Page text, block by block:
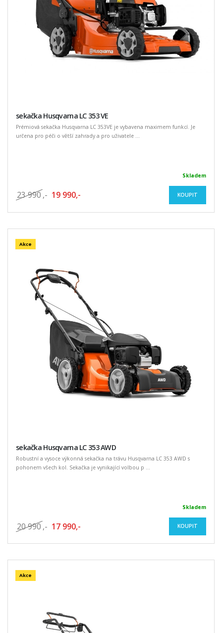
sekačka Husqvarna LC 353 VE
Prémiová sekačka Husqvarna LC 353VE je vybavena maximem funkcí. Je
určena pro péči o větší zahrady a pro uživatele ...
Skladem
23 990 ,- 19 990,- KOUPIT
Akce
sekačka Husqvarna LC 353 AWD
Robustní a vysoce výkonná sekačka na trávu Husqvarna LC 353 AWD s
pohonem všech kol. Sekačka je vynikající volbou p ...
Skladem
20 990 ,- 17 990,- KOUPIT
Akce